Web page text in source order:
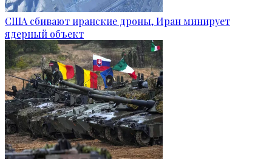
США сбивают иранские дроны, Иран минирует
ядерный объект